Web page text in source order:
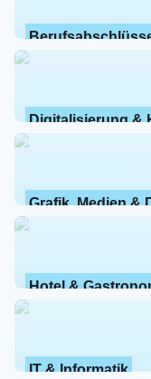
Digitalisierung &
Grafik, Medien &
Hotel &
IT & Informatik